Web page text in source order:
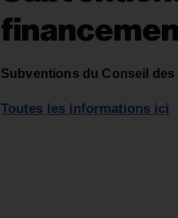
Subventions du Conseil des
Toutes les informations ici